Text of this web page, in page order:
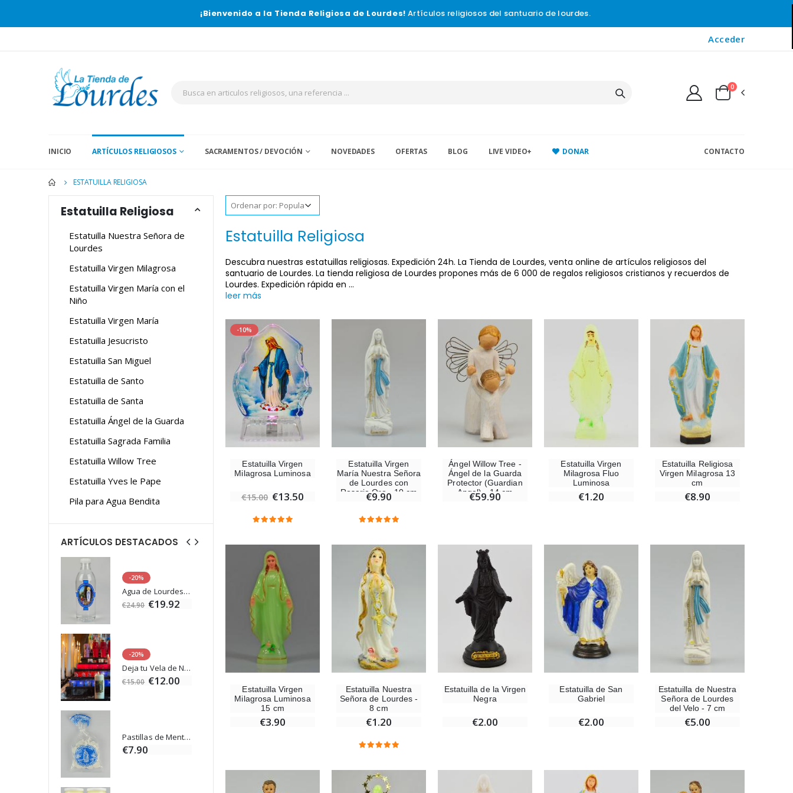
¡Bienvenido a la Tienda Religiosa de Lourdes! Artículos religiosos del santuario de lourdes.
Acceder
0
INICIO ARTÍCULOS RELIGIOSOS SACRAMENTOS / DEVOCIÓN NOVEDADES OFERTAS BLOG LIVE VIDEO+ DONAR CONTACTO
ESTATUILLA RELIGIOSA
Estatuilla Religiosa
Descubra nuestras estatuillas religiosas. Expedición 24h. La Tienda de Lourdes, venta online de artículos religiosos del
santuario de Lourdes. La tienda religiosa de Lourdes propones más de 6 000 de regalos religiosos cristianos y recuerdos de
Lourdes. Expedición rápida en ...
leer más
-10%
Estatuilla Virgen
Milagrosa Luminosa
€15.00 €13.50
Estatuilla Virgen
María Nuestra Señora
de Lourdes con
Rosario Oro - 10 cm
€9.90
Ángel Willow Tree -
Ángel de la Guarda
Protector (Guardian
Angel) - 14 cm
€59.90
Estatuilla Virgen
Milagrosa Fluo
Luminosa
€1.20
Estatuilla Religiosa
Virgen Milagrosa 13
cm
€8.90
Estatuilla Virgen
Milagrosa Luminosa
15 cm
€3.90
Estatuilla Nuestra
Señora de Lourdes -
8 cm
€1.20
Estatuilla de la Virgen
Negra
€2.00
Estatuilla de San
Gabriel
€2.00
Estatuilla de Nuestra
Señora de Lourdes
del Velo - 7 cm
€5.00
Estatuilla Religiosa
Estatuilla Nuestra Señora de
Lourdes
Estatuilla Virgen Milagrosa
Estatuilla Virgen María con el
Niño
Estatuilla Virgen María
Estatuilla Jesucristo
Estatuilla San Miguel
Estatuilla de Santo
Estatuilla de Santa
Estatuilla Ángel de la Guarda
Estatuilla Sagrada Familia
Estatuilla Willow Tree
Estatuilla Yves le Pape
Pila para Agua Bendita
ARTÍCULOS DESTACADOS
-20%
Agua de Lourdes 1L
€24.90 €19.92
-20%
Deja tu Vela de Novena en Lourdes
€15.00 €12.00
Pastillas de Menta con Agua de Lourdes - 130 gramos
€7.90
-10%
€15.00
€21.90
Agua de Lourdes 1L
€19.92
Deja tu Vela de Novena en Lourdes
-10%
€15.00 €13.50
€21.90